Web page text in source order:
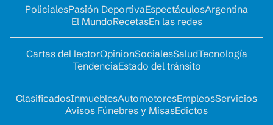
PolicialesPasión DeportivaEspectáculosArgentina
El MundoRecetasEn las redes
Cartas del lectorOpinionSocialesSaludTecnología
TendenciaEstado del tránsito
ClasificadosInmueblesAutomotoresEmpleosServicios
Avisos Fúnebres y MisasEdictos